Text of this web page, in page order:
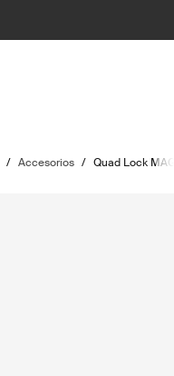
/ Accesorios / Quad Lock